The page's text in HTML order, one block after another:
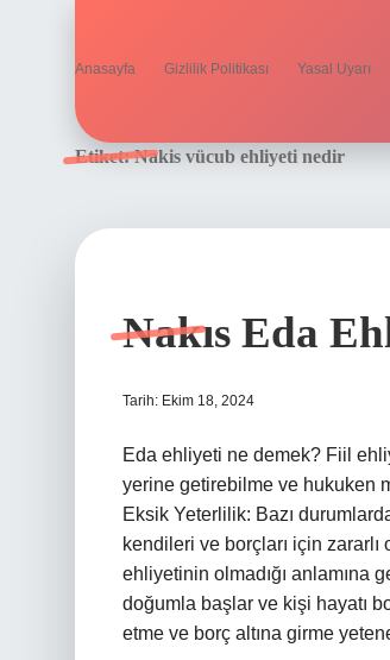
Anasayfa Gizlilik Politikası Yasal Uyarı
Etiket:Nakis vücub ehliyeti nedir
Nakıs Eda
Tarih: Ekim 18, 2024
Eda ehliyeti ne demek? Fiil
yerine getirebilme ve hukuken
Eksik Yeterlilik: Bazı
kendileri ve borçları için
ehliyetinin olmadığı anlamına
doğumla başlar ve kişi hayatı
etme ve borç altına girme